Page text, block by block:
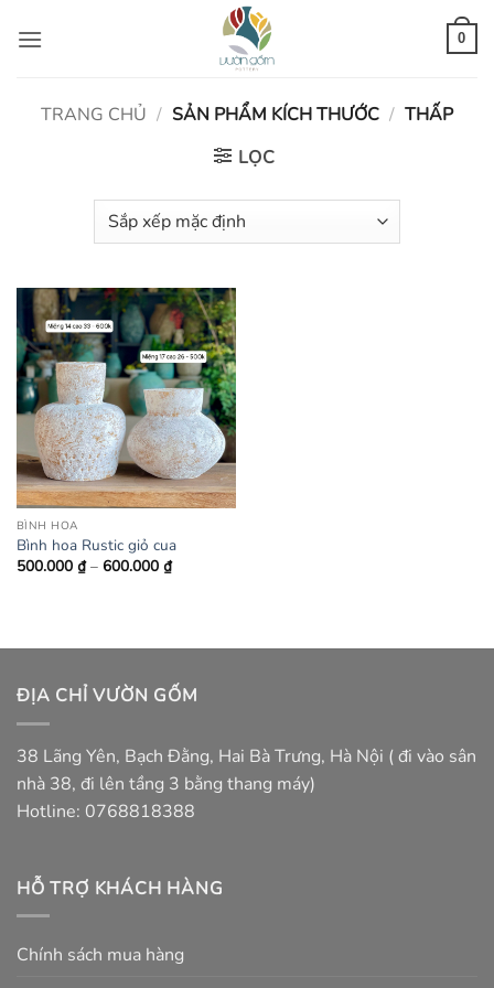
qua
0
TRANG CHỦ / SẢN PHẨM KÍCH THƯỚC / THẤP
LỌC
BÌNH HOA
Bình hoa Rustic giỏ cua
500.000 ₫ – 600.000 ₫Khoảng
giá:
ĐỊA CHỈ VƯỜN GỐM
38 Lãng Yên, Bạch Đằng, Hai Bà Trưng, Hà Nội ( đi vào sân
nhà 38, đi lên tầng 3 bằng thang máy)
Hotline: 0768818388
HỖ TRỢ KHÁCH HÀNG
Chính sách mua hàng